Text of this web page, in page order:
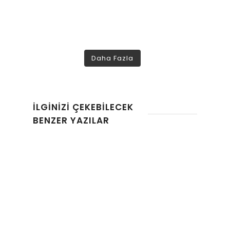
Daha Fazla
İLGINIZI ÇEKEBILECEK
BENZER YAZILAR